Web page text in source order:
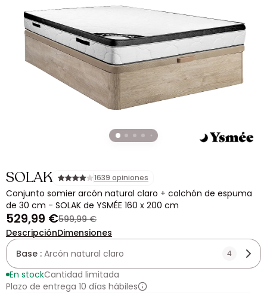
SOLAK 1639 opiniones
Conjunto somier arcón natural claro + colchón de espuma
de 30 cm - SOLAK de YSMÉE 160 x 200 cm
529,99 €599,99 €
DescripciónDimensiones
Base : Arcón natural claro 4
En stockCantidad limitada
Plazo de entrega 10 días hábiles